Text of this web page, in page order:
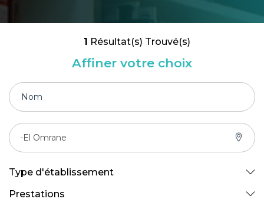
1 Résultat(s) Trouvé(s)
Affiner votre choix
-El Omrane
Type d'établissement
Prestations